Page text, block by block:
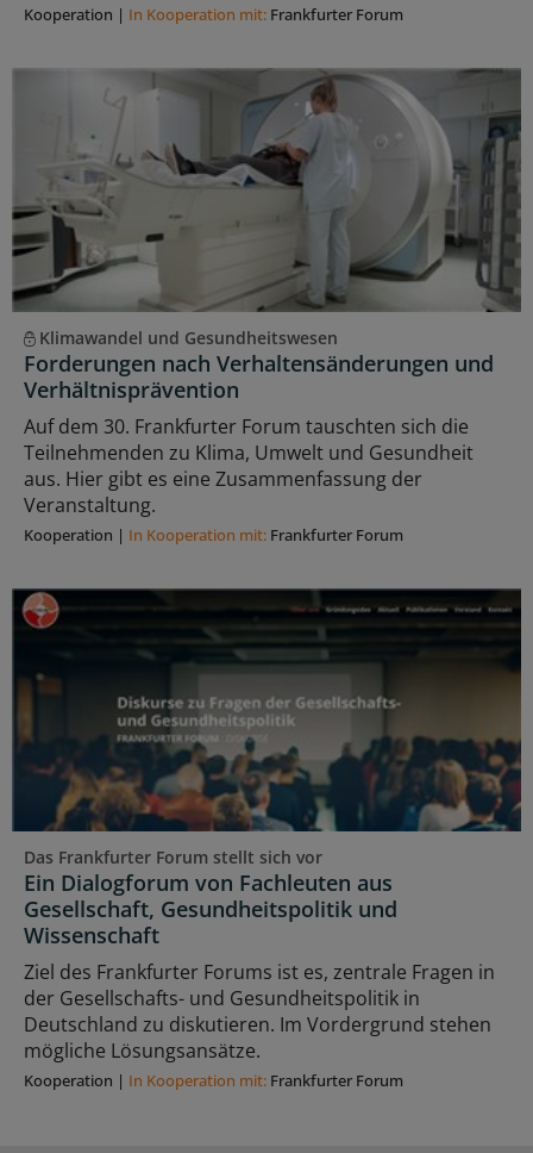
Kooperation | In Kooperation mit: Frankfurter Forum
Klimawandel und Gesundheitswesen
Forderungen nach Verhaltensänderungen und
Verhältnisprävention
Auf dem 30. Frankfurter Forum tauschten sich die
Teilnehmenden zu Klima, Umwelt und Gesundheit
aus. Hier gibt es eine Zusammenfassung der
Veranstaltung.
Kooperation | In Kooperation mit: Frankfurter Forum
Das Frankfurter Forum stellt sich vor
Ein Dialogforum von Fachleuten aus
Gesellschaft, Gesundheitspolitik und
Wissenschaft
Ziel des Frankfurter Forums ist es, zentrale Fragen in
der Gesellschafts- und Gesundheitspolitik in
Deutschland zu diskutieren. Im Vordergrund stehen
mögliche Lösungsansätze.
Kooperation | In Kooperation mit: Frankfurter Forum